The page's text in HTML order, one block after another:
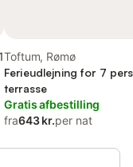
Toftum, Rømø
Ferieudlejning for 7
terrasse
Gratis afbestilling
fra643 kr.per nat